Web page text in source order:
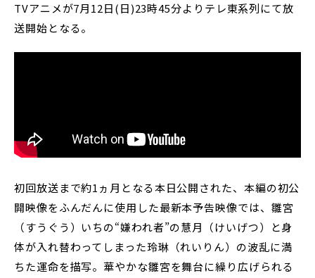
TVアニメが7月12日(日)23時45分よりテレ東系列にて放
送開始となる。
初回放送まで約1ヵ月となる本日公開された、本編の初公
開映像をふんだんに使用した最新本予告映像では、雛宮
（すうぐう）いちの“嫌われ者”の慧月（けいげつ）と身
体が入れ替わってしまった玲琳（れいりん）の波乱に満
ちた運命を描写。華やかな雛宮を舞台に繰り広げられる